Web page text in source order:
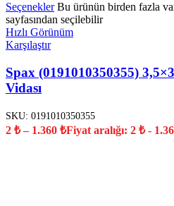
Seçenekler Bu ürünün birden fazla
sayfasından seçilebilir
Hızlı Görünüm
Karşılaştır
Spax (0191010350355)
Vidası
SKU: 0191010350355
2 ₺ – 1.360 ₺Fiyat aralığı: 2 ₺ -